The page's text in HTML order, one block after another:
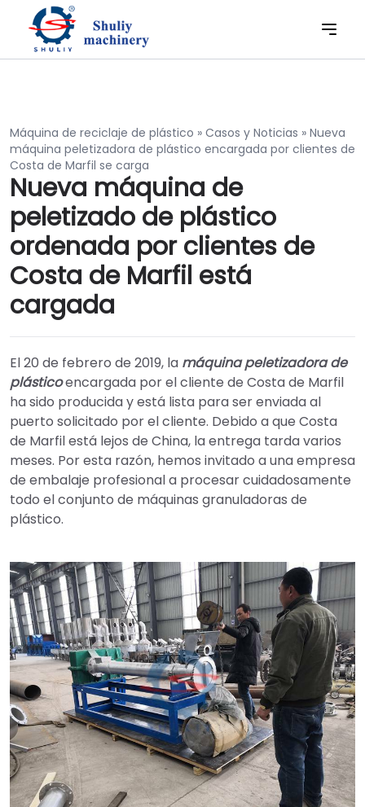
Máquina de reciclaje de plástico » Casos y Noticias » Nueva
máquina peletizadora de plástico encargada por clientes de
Costa de Marfil se carga
Nueva máquina de
peletizado de plástico
ordenada por clientes de
Costa de Marfil está
cargada
El 20 de febrero de 2019, la máquina peletizadora de
plásticoencargada por el cliente de Costa de Marfil
ha sido producida y está lista para ser enviada al
puerto solicitado por el cliente. Debido a que Costa
de Marfil está lejos de China, la entrega tarda varios
meses. Por esta razón, hemos invitado a una empresa
de embalaje profesional a procesar cuidadosamente
todo el conjunto de máquinas granuladoras de
plástico.